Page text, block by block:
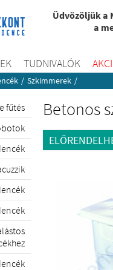
Üdvözöljük a
a
TUDNIVALÓK
/ Szkimmerek /
fűtés
Betonos